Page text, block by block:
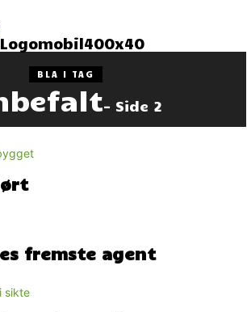
BLA I TAG
- Side 2
fremste agent